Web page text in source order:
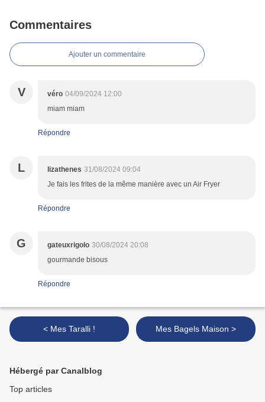
Commentaires
Ajouter un commentaire
V véro 04/09/2024 12:00
miam miam
Répondre
L lizathenes 31/08/2024 09:04
Je fais les frites de la même manière avec un Air Fryer
Répondre
G gateuxrigolo 30/08/2024 20:08
gourmande bisous
Répondre
< Mes Taralli ! Mes Bagels Maison >
Hébergé par Canalblog
Top articles